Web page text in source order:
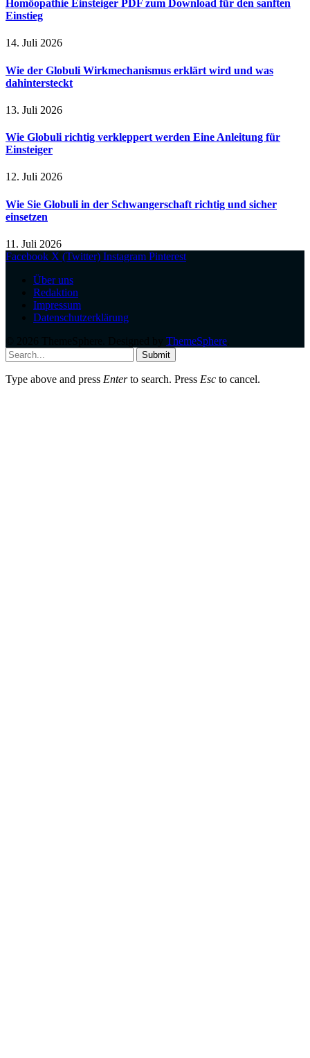
Homöopathie Einsteiger PDF zum Download für den sanften
Einstieg
14. Juli 2026
Wie der Globuli Wirkmechanismus erklärt wird und was
dahintersteckt
13. Juli 2026
Wie Globuli richtig verkleppert werden Eine Anleitung für
Einsteiger
12. Juli 2026
Wie Sie Globuli in der Schwangerschaft richtig und sicher
einsetzen
11. Juli 2026
Facebook X (Twitter) Instagram Pinterest
Über uns
Redaktion
Impressum
Datenschutzerklärung
ThemeSphere
Submit
Type above and press Enterto search. Press Esc to cancel.